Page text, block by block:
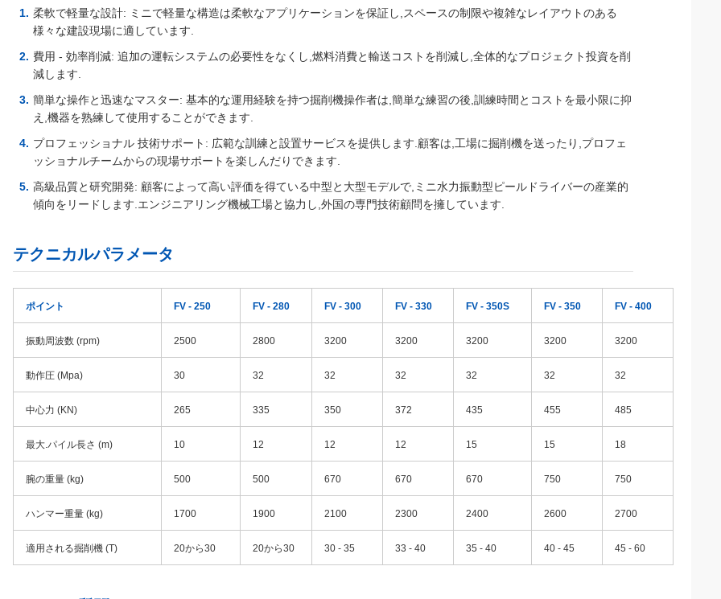
柔軟で軽量な設計: ミニで軽量な構造は柔軟なアプリケーションを保証し,スペースの制限や複雑なレイアウトのある
様々な建設現場に適しています.
費用 - 効率削減: 追加の運転システムの必要性をなくし,燃料消費と輸送コストを削減し,全体的なプロジェクト投資を削
減します.
簡単な操作と迅速なマスター: 基本的な運用経験を持つ掘削機操作者は,簡単な練習の後,訓練時間とコストを最小限に抑
え,機器を熟練して使用することができます.
プロフェッショナル 技術サポート: 広範な訓練と設置サービスを提供します.顧客は,工場に掘削機を送ったり,プロフェ
ッショナルチームからの現場サポートを楽しんだりできます.
高級品質と研究開発: 顧客によって高い評価を得ている中型と大型モデルで,ミニ水力振動型ピールドライバーの産業的
傾向をリードします.エンジニアリング機械工場と協力し,外国の専門技術顧問を擁しています.
テクニカルパラメータ
ポイント FV - 250 FV - 280 FV - 300 FV - 330 FV - 350S FV - 350 FV - 400
振動周波数 (rpm) 2500 2800 3200 3200 3200 3200 3200
動作圧 (Mpa) 30 32 32 32 32 32 32
中心力 (KN) 265 335 350 372 435 455 485
最大.パイル長さ (m) 10 12 12 12 15 15 18
腕の重量 (kg) 500 500 670 670 670 750 750
ハンマー重量 (kg) 1700 1900 2100 2300 2400 2600 2700
適用される掘削機 (T) 20から30 20から30 30 - 35 33 - 40 35 - 40 40 - 45 45 - 60